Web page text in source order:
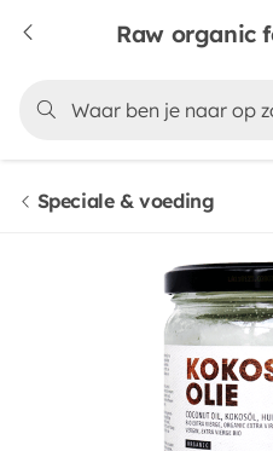
Raw organic
Speciale & voeding